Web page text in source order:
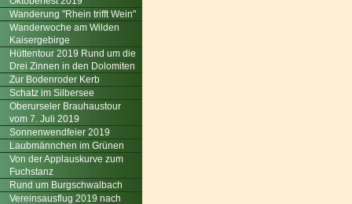
Wanderung "Rhein trifft Wein"
Wanderwoche am Wilden
Kaisergebirge
Hüttentour 2019 Rund um die
Drei Zinnen in den Dolomiten
Zur Bodenroder Kerb
Schatz im Silbersee
Oberurseler Brauhaustour
vom 7. Juli 2019
Sonnenwendfeier 2019
Laubmännchen im Grünen
Von der Applauskurve zum
Fuchstanz
Rund um Burgschwalbach
Vereinsausflug 2019 nach